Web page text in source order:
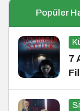
Popüler
7